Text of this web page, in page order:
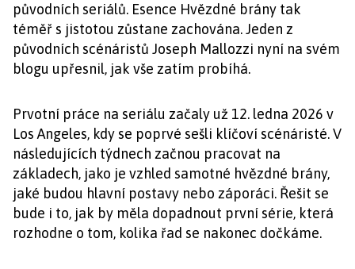
původních seriálů. Esence Hvězdné brány tak
téměř s jistotou zůstane zachována. Jeden z
původních scénáristů Joseph Mallozzi nyní na svém
blogu upřesnil, jak vše zatím probíhá.
Prvotní práce na seriálu začaly už 12. ledna 2026 v
Los Angeles, kdy se poprvé sešli klíčoví scénáristé. V
následujících týdnech začnou pracovat na
základech, jako je vzhled samotné hvězdné brány,
jaké budou hlavní postavy nebo záporáci. Řešit se
bude i to, jak by měla dopadnout první série, která
rozhodne o tom, kolika řad se nakonec dočkáme.